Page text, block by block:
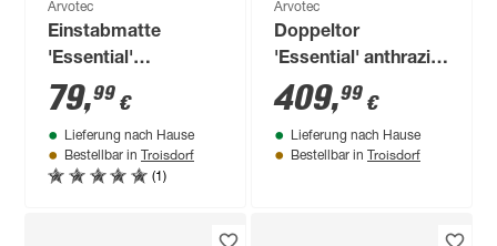
Arvotec
Einstabmatte
'Essential'
moosgrün 200 x 180
cm, UV- und
witterungsbeständig
79,99 €
Lieferung nach Hause
Bestellbar in Troisdorf
(1)
Arvotec
Doppeltor
'Essential' anthrazit
300 x 100 cm, mit
Zaunanschluss
409,99 €
Lieferung nach Hause
Bestellbar in Troisdorf